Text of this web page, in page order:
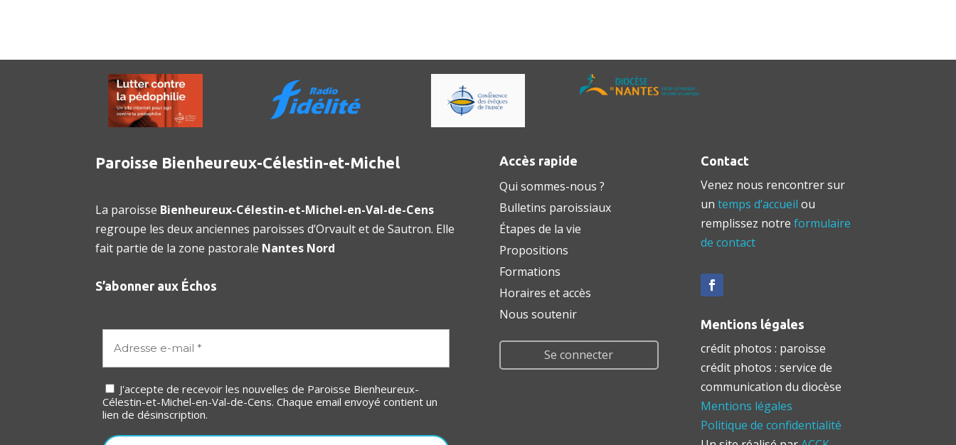
Paroisse Bienheureux-Célestin-et-Michel
La paroisse Bienheureux-Célestin-et-Michel-en-Val-de-Cens
regroupe les deux anciennes paroisses d’Orvault et de Sautron. Elle
fait partie de la zone pastorale Nantes Nord
S’abonner aux Échos
J'accepte de recevoir les nouvelles de Paroisse Bienheureux-
Célestin-et-Michel-en-Val-de-Cens. Chaque email envoyé contient un
lien de désinscription.
Accès rapide
Qui sommes-nous ?
Bulletins paroissiaux
Étapes de la vie
Propositions
Formations
Horaires et accès
Nous soutenir
Se connecter
Contact
Venez nous rencontrer sur
untemps d’accueil ou
remplissez notreformulaire
de contact
Mentions légales
crédit photos : paroisse
crédit photos : service de
communication du diocèse
Mentions légales
Politique de confidentialité